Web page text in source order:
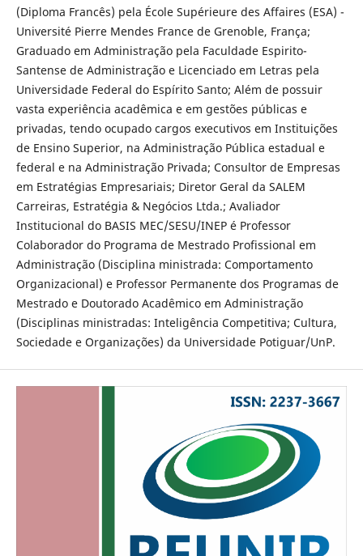
(Diploma Francês) pela École Supérieure des Affaires (ESA) -
Université Pierre Mendes France de Grenoble, França;
Graduado em Administração pela Faculdade Espirito-
Santense de Administração e Licenciado em Letras pela
Universidade Federal do Espírito Santo; Além de possuir
vasta experiência acadêmica e em gestões públicas e
privadas, tendo ocupado cargos executivos em Instituições
de Ensino Superior, na Administração Pública estadual e
federal e na Administração Privada; Consultor de Empresas
em Estratégias Empresariais; Diretor Geral da SALEM
Carreiras, Estratégia & Negócios Ltda.; Avaliador
Institucional do BASIS MEC/SESU/INEP é Professor
Colaborador do Programa de Mestrado Profissional em
Administração (Disciplina ministrada: Comportamento
Organizacional) e Professor Permanente dos Programas de
Mestrado e Doutorado Acadêmico em Administração
(Disciplinas ministradas: Inteligência Competitiva; Cultura,
Sociedade e Organizações) da Universidade Potiguar/UnP.